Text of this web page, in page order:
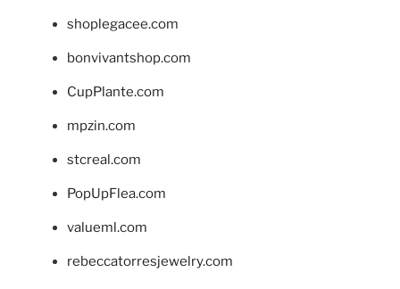
shoplegacee.com
bonvivantshop.com
CupPlante.com
mpzin.com
stcreal.com
PopUpFlea.com
valueml.com
rebeccatorresjewelry.com